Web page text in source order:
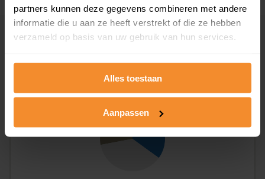
partners kunnen deze gegevens combineren met andere
informatie die u aan ze heeft verstrekt of die ze hebben
verzameld op basis van uw gebruik van hun services.
Alles toestaan
Aanpassen
Inwoners
Type huishoudens